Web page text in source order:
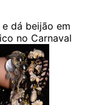
dá beijão em
no Carnaval